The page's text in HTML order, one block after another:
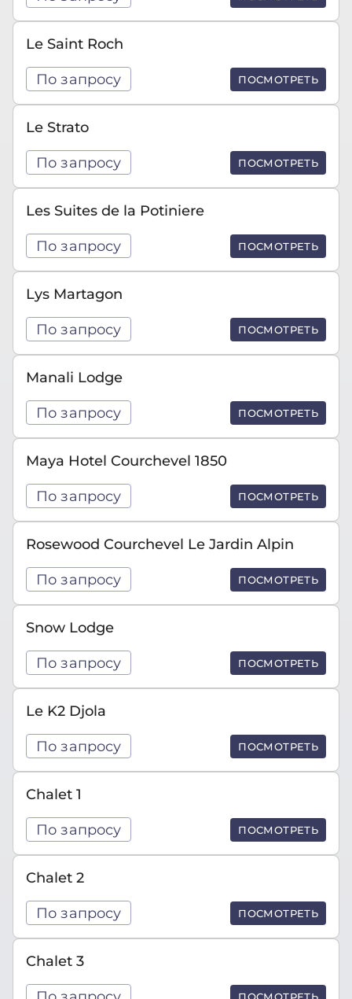
Le Saint Roch
По запросу ПОСМОТРЕТЬ
Le Strato
По запросу ПОСМОТРЕТЬ
Les Suites de la Potiniere
По запросу ПОСМОТРЕТЬ
Lys Martagon
По запросу ПОСМОТРЕТЬ
Manali Lodge
По запросу ПОСМОТРЕТЬ
Maya Hotel Courchevel 1850
По запросу ПОСМОТРЕТЬ
Rosewood Courchevel Le Jardin Alpin
По запросу ПОСМОТРЕТЬ
Snow Lodge
По запросу ПОСМОТРЕТЬ
Le K2 Djola
По запросу ПОСМОТРЕТЬ
Chalet 1
По запросу ПОСМОТРЕТЬ
Chalet 2
По запросу ПОСМОТРЕТЬ
Chalet 3
ПОСМОТРЕТЬ